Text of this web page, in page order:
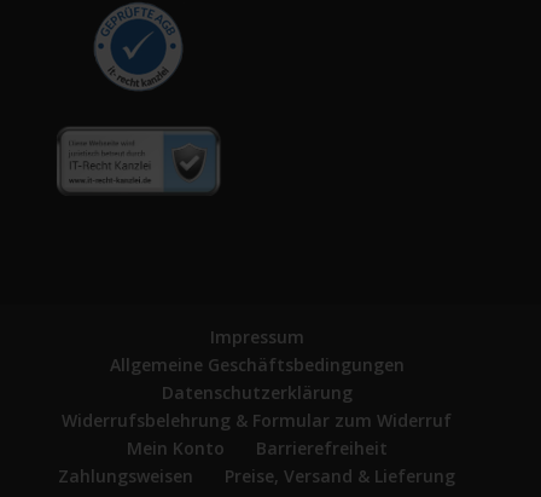
Impressum
Allgemeine Geschäftsbedingungen
Datenschutzerklärung
Widerrufsbelehrung & Formular zum Widerruf
Mein Konto
Barrierefreiheit
Zahlungsweisen
Preise, Versand & Lieferung